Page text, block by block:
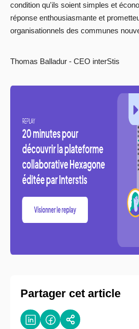
condition qu'ils soient simples et
réponse enthousiasmante et
organisationnels des communes
Thomas Balladur - CEO interStis
Partager cet article